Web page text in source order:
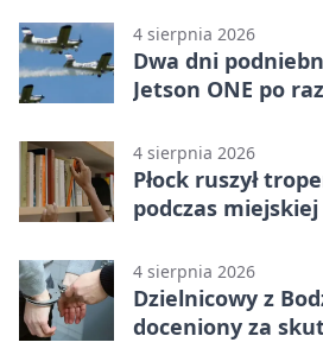
4 sierpnia 2026
Dwa dni
Jetson ONE po
4 sierpnia 2026
Płock ruszył
podczas
4 sierpnia 2026
Dzielnicowy z
doceniony za